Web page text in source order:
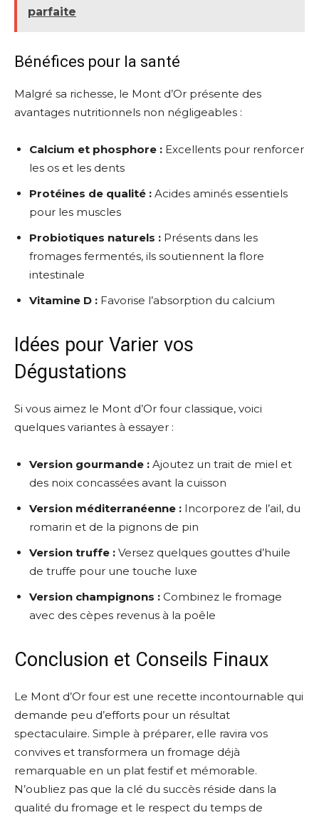
parfaite
Bénéfices pour la santé
Malgré sa richesse, le Mont d’Or présente des
avantages nutritionnels non négligeables :
Calcium et phosphore : Excellents pour renforcer
les os et les dents
Protéines de qualité : Acides aminés essentiels
pour les muscles
Probiotiques naturels : Présents dans les
fromages fermentés, ils soutiennent la flore
intestinale
Vitamine D : Favorise l’absorption du calcium
Idées pour Varier vos
Dégustations
Si vous aimez le Mont d’Or four classique, voici
quelques variantes à essayer :
Version gourmande : Ajoutez un trait de miel et
des noix concassées avant la cuisson
Version méditerranéenne : Incorporez de l’ail, du
romarin et de la pignons de pin
Version truffe : Versez quelques gouttes d’huile
de truffe pour une touche luxe
Version champignons : Combinez le fromage
avec des cèpes revenus à la poêle
Conclusion et Conseils Finaux
Le Mont d’Or four est une recette incontournable qui
demande peu d’efforts pour un résultat
spectaculaire. Simple à préparer, elle ravira vos
convives et transformera un fromage déjà
remarquable en un plat festif et mémorable.
N’oubliez pas que la clé du succès réside dans la
qualité du fromage et le respect du temps de